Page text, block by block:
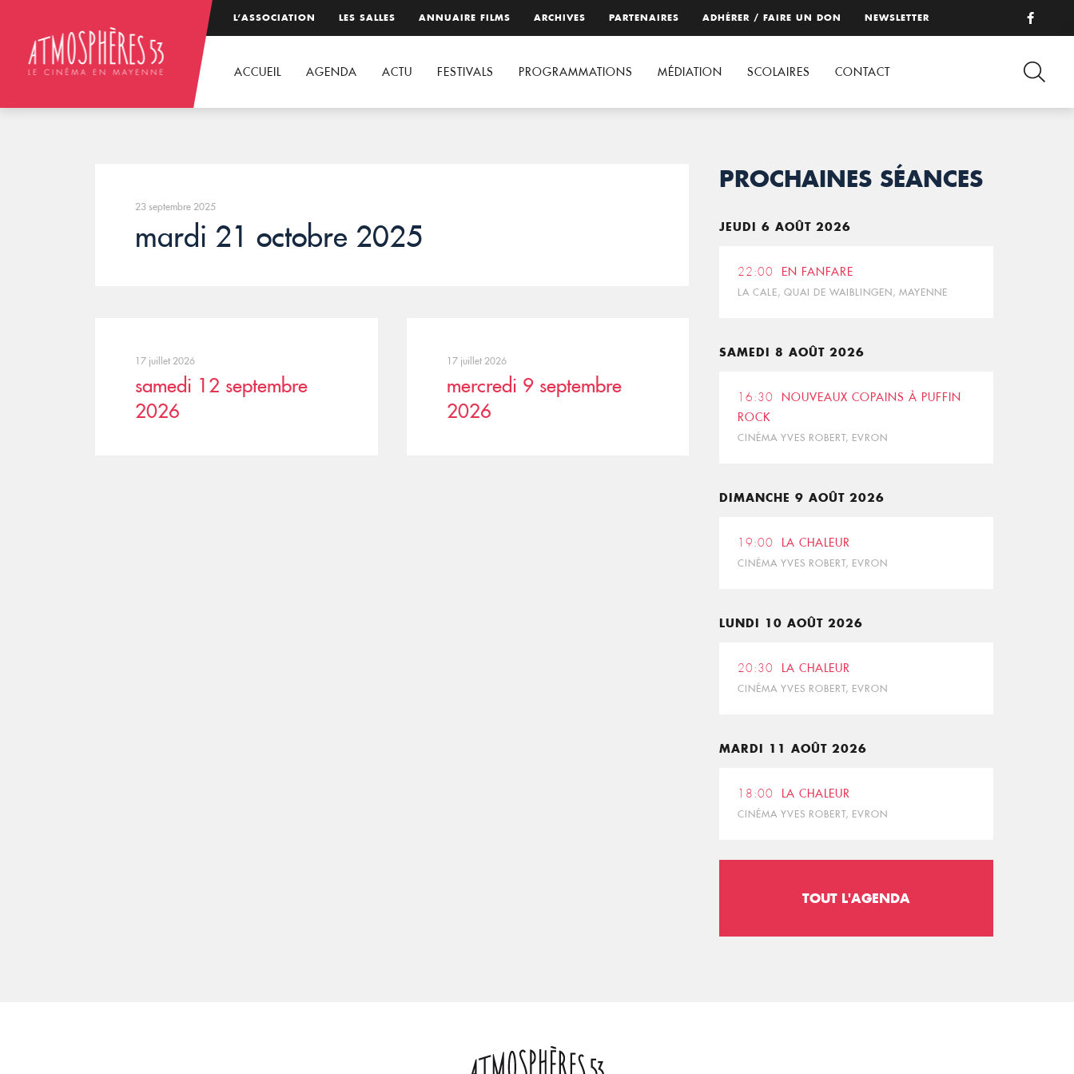
L’ASSOCIATION LES SALLES ANNUAIRE FILMS ARCHIVES PARTENAIRES ADHÉRER / FAIRE UN DON NEWSLETTER
ACCUEIL AGENDA ACTU FESTIVALS PROGRAMMATIONS MÉDIATION SCOLAIRES CONTACT
23 septembre 2025
mardi 21 octobre 2025
17 juillet 2026
samedi 12 septembre
2026
17 juillet 2026
mercredi 9 septembre
2026
PROCHAINES SÉANCES
JEUDI 6 AOÛT 2026
22:00 EN FANFARE
LA CALE, QUAI DE WAIBLINGEN, MAYENNE
SAMEDI 8 AOÛT 2026
16:30
NOUVEAUX COPAINS À PUFFIN
ROCK
CINÉMA YVES ROBERT, EVRON
DIMANCHE 9 AOÛT 2026
19:00 LA CHALEUR
CINÉMA YVES ROBERT, EVRON
LUNDI 10 AOÛT 2026
20:30 LA CHALEUR
CINÉMA YVES ROBERT, EVRON
MARDI 11 AOÛT 2026
18:00 LA CHALEUR
CINÉMA YVES ROBERT, EVRON
TOUT L'AGENDA